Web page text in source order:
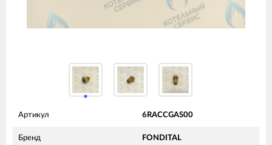
Артикул 6RACCGAS00
Бренд FONDITAL